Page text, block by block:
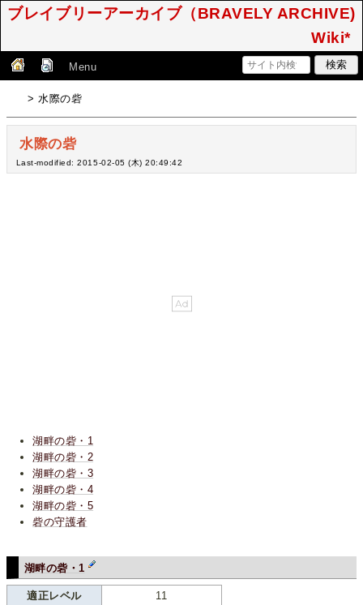
ブレイブリーアーカイブ（BRAVELY ARCHIVE)
Wiki*
Menu
> 水際の砦
水際の砦
Last-modified: 2015-02-05 (木) 20:49:42
湖畔の砦・1
湖畔の砦・2
湖畔の砦・3
湖畔の砦・4
湖畔の砦・5
砦の守護者
湖畔の砦・1
適正レベル
11